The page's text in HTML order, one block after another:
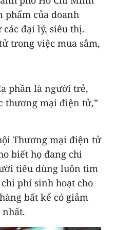
phẩm của doanh
đại lý, siêu thị.
trong việc mua sắm,
phần là người trẻ,
thương mại điện tử,”
Thương mại điện tử
biết họ đang chi
tiêu dùng luôn tìm
phí sinh hoạt cho
bất kể có giảm